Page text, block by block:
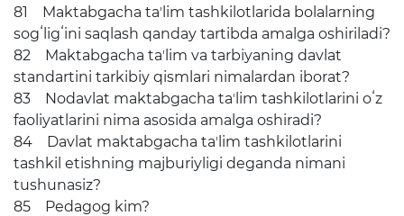
81 Maktabgacha taʼlim tashkilotlarida bolalarning
sogʻligʻini saqlash qanday tartibda amalga oshiriladi?
82 Maktabgacha taʼlim va tarbiyaning davlat
standartini tarkibiy qismlari nimalardan iborat?
83 Nodavlat maktabgacha taʼlim tashkilotlarini oʻz
faoliyatlarini nima asosida amalga oshiradi?
84 Davlat maktabgacha taʼlim tashkilotlarini
tashkil etishning majburiyligi deganda nimani
tushunasiz?
85 Pedagog kim?